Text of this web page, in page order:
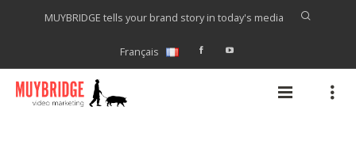
MUYBRIDGE tells your brand story in today's media
Français